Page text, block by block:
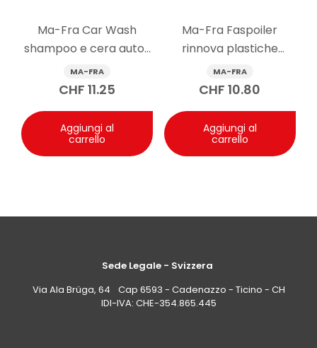
Domanda: Su quali superfici esterne dell’auto
può essere applicato Maniac Line Insect
Remover in modo sicuro?
gamma di superfici: carrozzeria, plastiche, vetri,
specchi, cromature e alluminio. Dopo il tempo di posa
Ma-Fra Car Wash
shampoo e cera auto 1
l
MA-FRA
CHF 11.25
Aggiungi al
carrello
Ma-Fra Faspoiler
rinnova plastiche
esterne auto 300 ml
MA-FRA
CHF 10.80
Aggiungi al
carrello
Sede Legale - Svizzera
Via Ala Brüga, 64 Cap 6593 - Cadenazzo - Ticino - CH
IDI-IVA: CHE-354.865.445